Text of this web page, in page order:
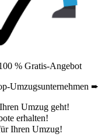
% Gratis-Angebot
Umzugsunternehmen
Umzug geht!
erhalten!
Ihren Umzug!